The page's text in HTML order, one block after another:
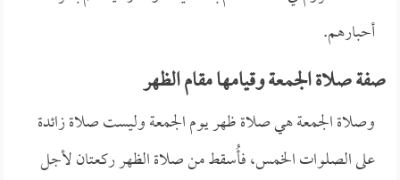
أحبارهم.
صفة صلاة الجمعة وقيامها مقام الظهر
وصلاة الجمعة هي صلاة ظهر يوم الجمعة وليست صلاة زائدة
على الصلوات الخمس، فأُسقط من صلاة الظهر ركعتان لأجل